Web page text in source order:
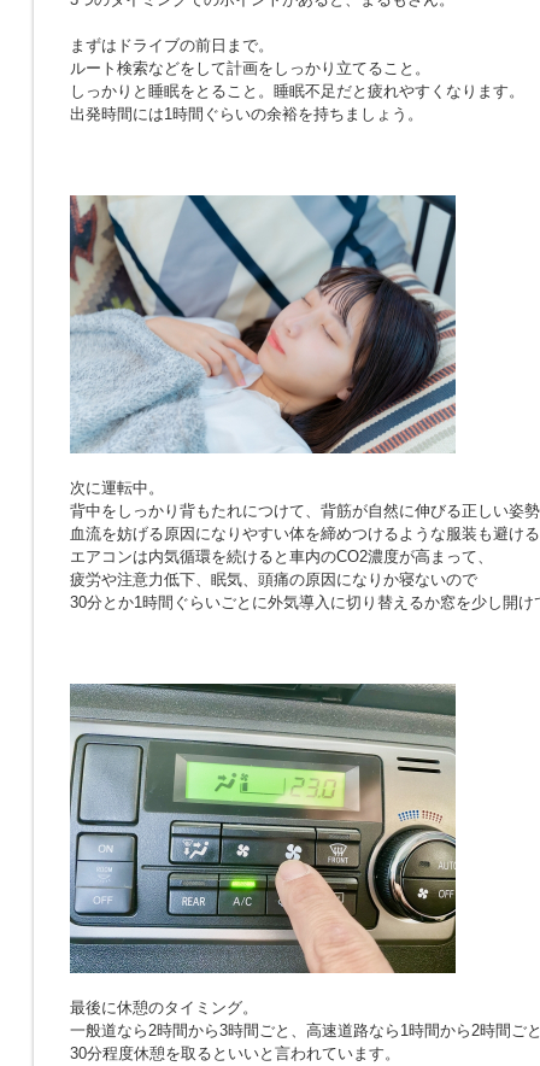
まずはドライブの前日まで。
ルート検索などをして計画をしっかり立てること。
しっかりと睡眠をとること。睡眠不足だと疲れやすくなります。
出発時間には1時間ぐらいの余裕を持ちましょう。
次に運転中。
背中をしっかり背もたれにつけて、背筋が自然に伸びる正しい姿
血流を妨げる原因になりやすい体を締めつけるような服装も避け
エアコンは内気循環を続けると車内のCO2濃度が高まって、
疲労や注意力低下、眠気、頭痛の原因になりか寝ないので
30分とか1時間ぐらいごとに外気導入に切り替えるか窓を少し開け
最後に休憩のタイミング。
一般道なら2時間から3時間ごと、高速道路なら1時間から2時間ご
30分程度休憩を取るといいと言われています。